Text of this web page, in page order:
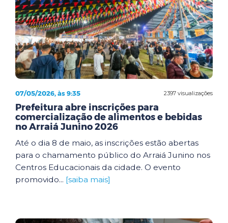
2397 visualizações
07/05/2026, às 9:35
Prefeitura abre inscrições para
comercialização de alimentos e bebidas
no Arraiá Junino 2026
Até o dia 8 de maio, as inscrições estão abertas
para o chamamento público do Arraiá Junino nos
Centros Educacionais da cidade. O evento
promovido... [saiba mais]